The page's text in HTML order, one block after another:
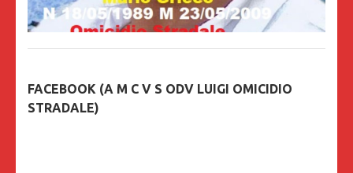
FACEBOOK (A M C V S ODV LUIGI OMICIDIO
STRADALE)